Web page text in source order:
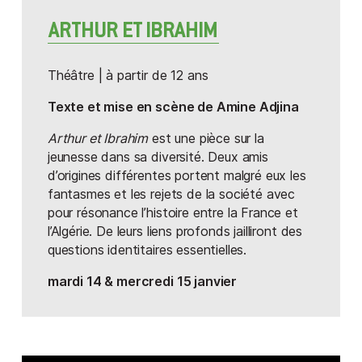
privilégie le sens avant la lettre, l’organicité avant la
règle, la liberté avant la précision, et d’un autre côté
en choisissant
scène des personnages en proie à leurs désirs
violents, leur impuissance et leurs échecs, la
singularités des acteurs absorbent la syntaxe
racinienne et ces personnages d’un autre temps,
d’une autre époque, d’autres moeurs prennent chair
dans la réalité du présent.
Dans un espace nu, quelques chaises sur le côté,
quelques accessoires, une caméra et un écran, les
ARTHUR ET IBRAHIM
Théâtre | à partir de 12 ans
Texte et mise en scène de Amine Adjina
Arthur et Ibrahimest une pièce sur la
jeunesse dans sa diversité. Deux amis
d’origines différentes portent malgré eux les
fantasmes et les rejets de la société avec
pour résonance l’histoire entre la France et
l’Algérie. De leurs liens profonds jailliront des
questions identitaires essentielles.
mardi 14 & mercredi 15 janvier